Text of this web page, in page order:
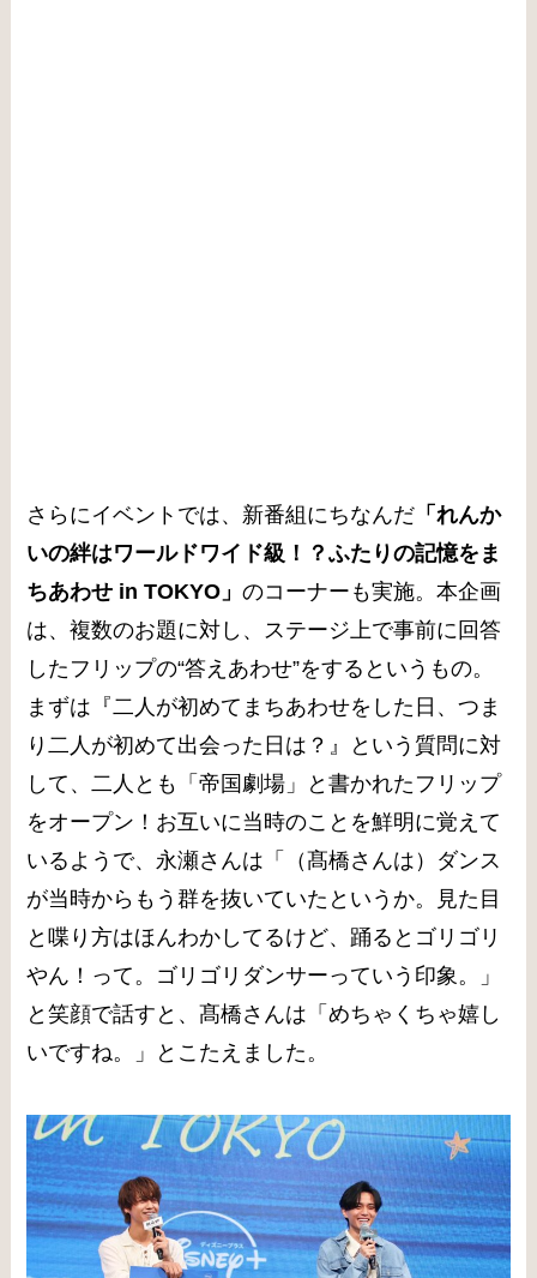
さらにイベントでは、新番組にちなんだ 「れんか
いの絆はワールドワイド級！？ふたりの記憶をま
ちあわせ in TOKYO」のコーナーも実施。本企画
は、複数のお題に対し、ステージ上で事前に回答
したフリップの“答えあわせ”をするというもの。
まずは『二人が初めてまちあわせをした日、つま
り二人が初めて出会った日は？』という質問に対
して、二人とも「帝国劇場」と書かれたフリップ
をオープン！お互いに当時のことを鮮明に覚えて
いるようで、永瀬さんは「（髙橋さんは）ダンス
が当時からもう群を抜いていたというか。見た目
と喋り方はほんわかしてるけど、踊るとゴリゴリ
やん！って。ゴリゴリダンサーっていう印象。」
と笑顔で話すと、髙橋さんは「めちゃくちゃ嬉し
いですね。」とこたえました。